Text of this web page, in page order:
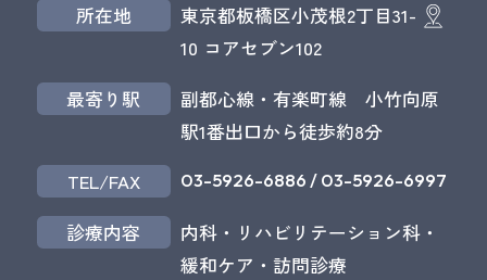
所在地
東京都板橋区小茂根2丁目31-
10 コアセブン102
最寄り駅
副都心線・有楽町線 小竹向原
駅1番出口から徒歩約8分
TEL/FAX
03-5926-6886 /03-5926-6997
診療内容
内科・リハビリテーション科・
緩和ケア・訪問診療